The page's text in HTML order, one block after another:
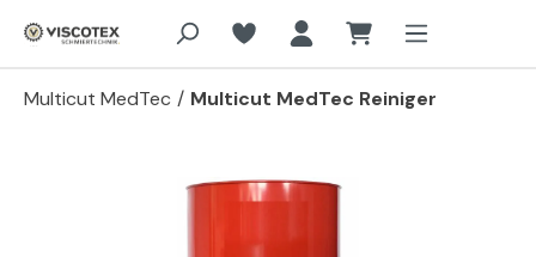
Zum Hauptinhalt springen
Multicut MedTec / Multicut MedTec Reiniger
Bildergalerie überspringen